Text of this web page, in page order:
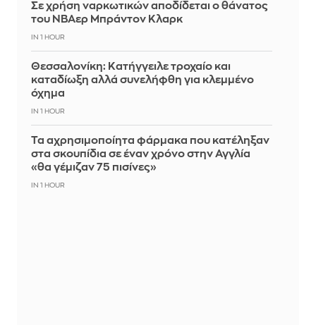
Σε χρήση ναρκωτικών αποδίδεται ο θάνατος
του ΝΒΑερ Μπράντον Κλαρκ
IN 1 HOUR
Θεσσαλονίκη: Κατήγγειλε τροχαίο και
καταδίωξη αλλά συνελήφθη για κλεμμένο
όχημα
IN 1 HOUR
Τα αχρησιμοποίητα φάρμακα που κατέληξαν
στα σκουπίδια σε έναν χρόνο στην Αγγλία
«θα γέμιζαν 75 πισίνες»
IN 1 HOUR